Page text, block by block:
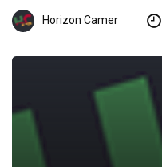
Horizon Camer